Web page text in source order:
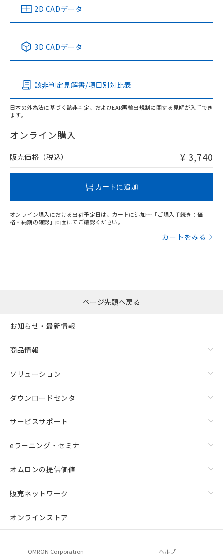
中国 RoHS 注意事項・凡例
Pb Hg Cd Cr(VI)
O
在庫等で未対応品が混在する可能性があります。
問い合わせください。
2D CADデータ
3D CADデータ
該非判定見解書/項目別対比表
日本の外為法に基づく該非判定、およびEAR再輸出規制に関する見解が入手でき
ます。
オンライン購入
販売価格（税込） ¥ 3,740
カートに追加
オンライン購入における出荷予定日は、カートに追加～「ご購入手続き：価
格・納期の確認」画面にてご確認ください。
カートをみる
ページ先頭へ戻る
お知らせ・最新情報
商品情報
ソリューション
ダウンロードセンタ
サービスサポート
eラーニング・セミナ
オムロンの提供価値
販売ネットワーク
オンラインストア
OMRON Corporation ヘルプ